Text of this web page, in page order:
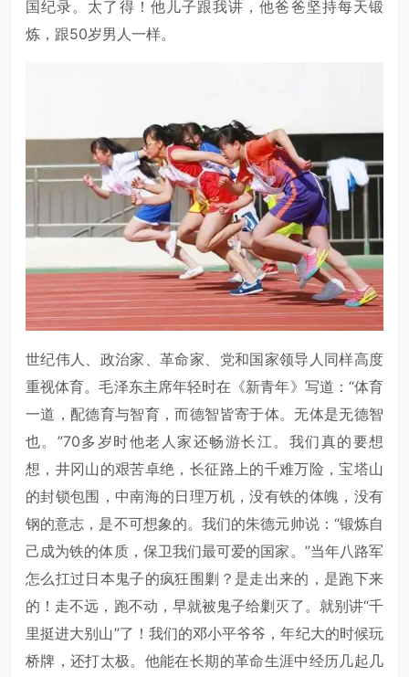
国纪录。太了得！他儿子跟我讲，他爸爸坚持每天锻
炼，跟50岁男人一样。
世纪伟人、政治家、革命家、党和国家领导人同样高度
重视体育。毛泽东主席年轻时在《新青年》写道：“体育
一道，配德育与智育，而德智皆寄于体。无体是无德智
也。”70多岁时他老人家还畅游长江。我们真的要想
想，井冈山的艰苦卓绝，长征路上的千难万险，宝塔山
的封锁包围，中南海的日理万机，没有铁的体魄，没有
钢的意志，是不可想象的。我们的朱德元帅说：“锻炼自
己成为铁的体质，保卫我们最可爱的国家。”当年八路军
怎么扛过日本鬼子的疯狂围剿？是走出来的，是跑下来
的！走不远，跑不动，早就被鬼子给剿灭了。就别讲“千
里挺进大别山”了！我们的邓小平爷爷，年纪大的时候玩
桥牌，还打太极。他能在长期的革命生涯中经历几起几